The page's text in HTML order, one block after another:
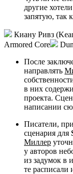
другие
запятую, так
Киану Ривз
Armored Core
После
направлять
в них
проекта.
написании
Писатели,
сценария для
Миллер
у авторов
из задумок в
те